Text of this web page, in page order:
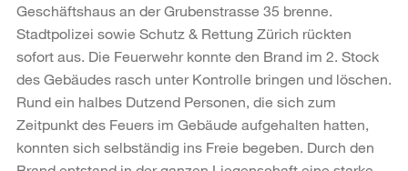
Geschäftshaus an der Grubenstrasse 35 brenne.
Stadtpolizei sowie Schutz & Rettung Zürich rückten
sofort aus. Die Feuerwehr konnte den Brand im 2. Stock
des Gebäudes rasch unter Kontrolle bringen und löschen.
Rund ein halbes Dutzend Personen, die sich zum
Zeitpunkt des Feuers im Gebäude aufgehalten hatten,
konnten sich selbständig ins Freie begeben. Durch den